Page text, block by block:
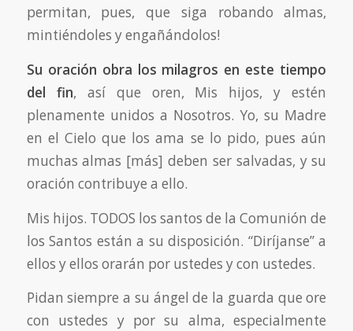
permitan, pues, que siga robando almas,
mintiéndoles y engañándolos!
Su oración obra los milagros en este tiempo
del fin, así que oren, Mis hijos, y estén
plenamente unidos a Nosotros. Yo, su Madre
en el Cielo que los ama se lo pido, pues aún
muchas almas [más] deben ser salvadas, y su
oración contribuye a ello.
Mis hijos. TODOS los santos de la Comunión de
los Santos están a su disposición. “Diríjanse” a
ellos y ellos orarán por ustedes y con ustedes.
Pidan siempre a su ángel de la guarda que ore
con ustedes y por su alma, especialmente